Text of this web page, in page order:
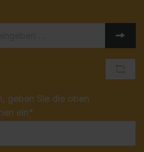
geben Sie die oben
ein*